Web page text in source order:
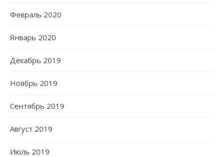
Февраль 2020
Январь 2020
Декабрь 2019
Ноябрь 2019
Сентябрь 2019
Август 2019
Июль 2019